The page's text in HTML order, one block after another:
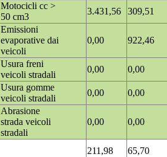
Motocicli cc >
50 cm3
3.431,56
309,51
Emissioni
evaporative dai
veicoli
0,00 922,46
Usura freni
veicoli stradali
0,00
0,00
Usura gomme
veicoli stradali
0,00
0,00
Abrasione
strada veicoli
stradali
0,00 0,00
211,98
65,70